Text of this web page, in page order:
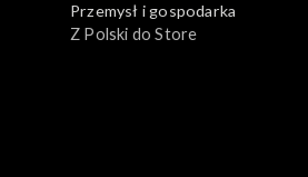
Przemysł i gospodarka
Z Polski do Store